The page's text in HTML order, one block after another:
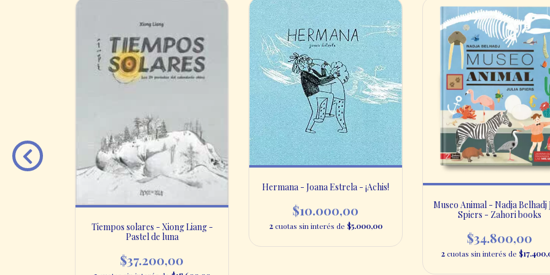
Tiempos solares - Xiong Liang -
Pastel de luna
$37.200,00
Hermana - Joana Estrela - ¡Achis!
$10.000,00
2 cuotas sin interés de $5.000,00
Museo Animal - Nadja Belhadj
Spiers - Zahori books
$34.800,00
2cuotas sin interés de